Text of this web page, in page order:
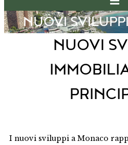
NUOVI
NUOVI
I nuovi sviluppi a Monaco